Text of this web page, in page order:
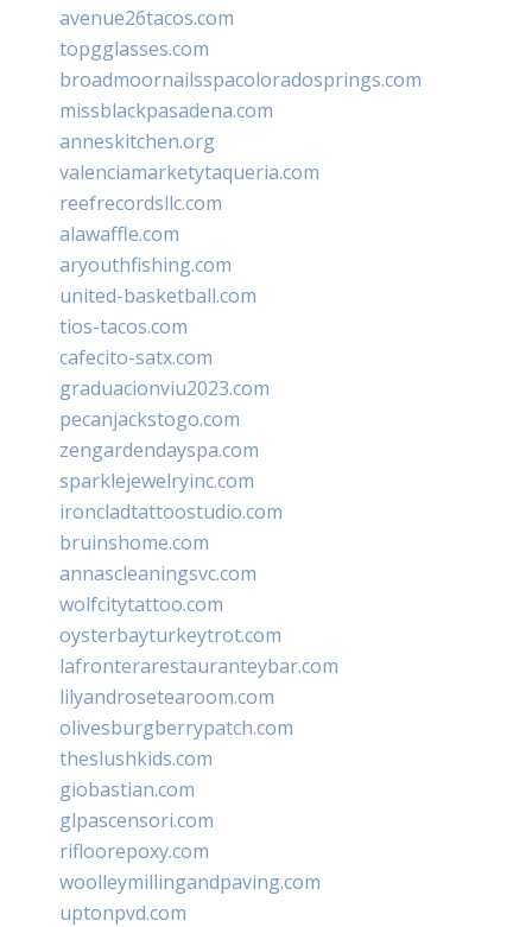
avenue26tacos.com
topgglasses.com
broadmoornailsspacoloradosprings.com
missblackpasadena.com
anneskitchen.org
valenciamarketytaqueria.com
reefrecordsllc.com
alawaffle.com
aryouthfishing.com
united-basketball.com
tios-tacos.com
cafecito-satx.com
graduacionviu2023.com
pecanjackstogo.com
zengardendayspa.com
sparklejewelryinc.com
ironcladtattoostudio.com
bruinshome.com
annascleaningsvc.com
wolfcitytattoo.com
oysterbayturkeytrot.com
lafronterarestauranteybar.com
lilyandrosetearoom.com
olivesburgberrypatch.com
theslushkids.com
giobastian.com
glpascensori.com
rifloorepoxy.com
woolleymillingandpaving.com
uptonpvd.com